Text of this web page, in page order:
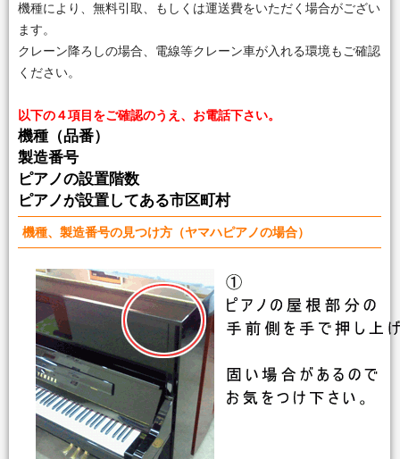
機種により、無料引取、もしくは運送費をいただく場合がござい
ます。
クレーン降ろしの場合、電線等クレーン車が入れる環境もご確認
ください。
以下の４項目をご確認のうえ、お電話下さい。
機種（品番）
製造番号
ピアノの設置階数
ピアノが設置してある市区町村
機種、製造番号の見つけ方（ヤマハピアノの場合）